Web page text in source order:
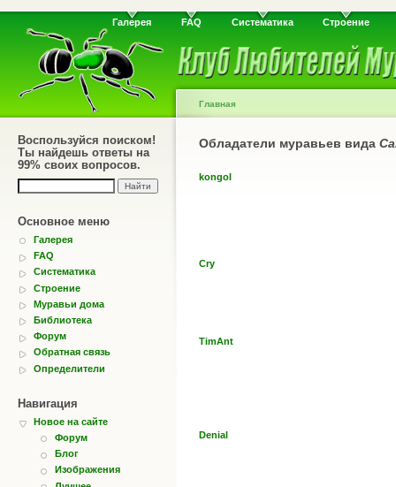
Галерея FAQ Систематика Строение
Воспользуйся поиском!
Ты найдешь ответы на
99% своих вопросов.
Основное меню
Галерея
FAQ
Систематика
Строение
Муравьи дома
Библиотека
Форум
Обратная связь
Определители
Навигация
Новое на сайте
Форум
Блог
Изображения
Главная
Обладатели муравьев вида
kongol
Cry
TimAnt
Denial